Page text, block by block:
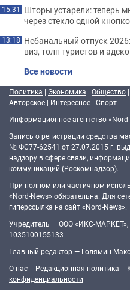
15:31 Шторы устарели: теперь
через стекло одной
13:18 Небанальный отпуск
виз, толп туристов и
Все новости
Политика | Экономика | Общество |
Авторское | Интересное | Спорт
Информационное агентство
Запись о регистрации средства
№ ФС77-62541 от 27.07.2015 г.
надзору в сфере связи,
коммуникаций (Роскомнадзор).
При полном или частичном
«Nord-News» обязательна. Для
гиперссылка на сайт «Nord-News».
Учредитель — ООО «ИКС-
1035100155133
Главный редактор — Голямин
О нас
Редакционная политика
конфиденциальности